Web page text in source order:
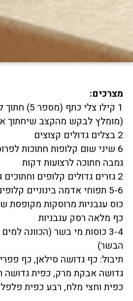
מצרכים:
1 קילו צלי
(מומלץ לבקש מהקצב שיחתוך
2 בצלים גדולים קצוצים
6 שיני שום קלופות חתוכות לפרוסות
גמבה חתוכה לרצועות דקות
2 גזרים גדולים קלופים וחתוכים גס
5-6 תפוחי אדמה בינוניים קלופים וחתוכים גס
כוס עגבניות מרוסקות מקופסת
כף מלאה רסק עגבניות
3-4 כוסות מי בשר (הכוונה
הבשר)
תיבול: כף גדושה סילאן, כף
גדושה אבקת מרק, כפית גדושה
כפית וחצי מלח, רבע כפית